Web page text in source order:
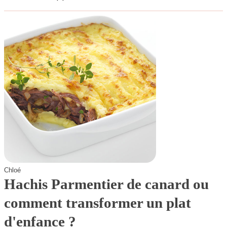
Chloé
Hachis Parmentier de canard ou
comment transformer un plat
d'enfance ?